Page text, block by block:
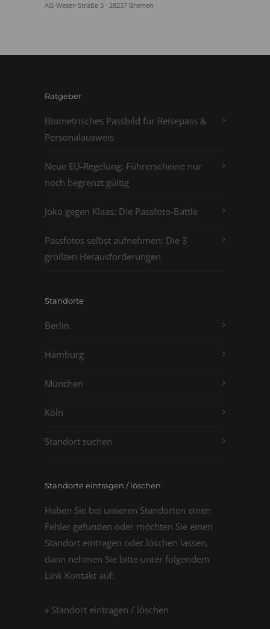
AG-Weser-Straße 3 · 28237 Bremen
Ratgeber
Biometrisches Passbild für Reisepass &
Personalausweis
Neue EU-Regelung: Führerscheine nur
noch begrenzt gültig
Joko gegen Klaas: Die Passfoto-Battle
Passfotos selbst aufnehmen: Die 3
größten Herausforderungen
Standorte
Berlin
Hamburg
München
Köln
Standort suchen
Standorte eintragen / löschen
Haben Sie bei unseren Standorten einen
Fehler gefunden oder möchten Sie einen
Standort eintragen oder löschen lassen,
dann nehmen Sie bitte unter folgendem
Link Kontakt auf:
» Standort eintragen / löschen